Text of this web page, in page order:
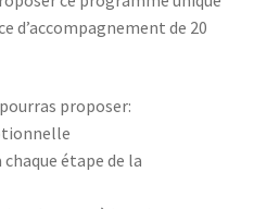
d’accompagnement de 20
proposer:
étape de la